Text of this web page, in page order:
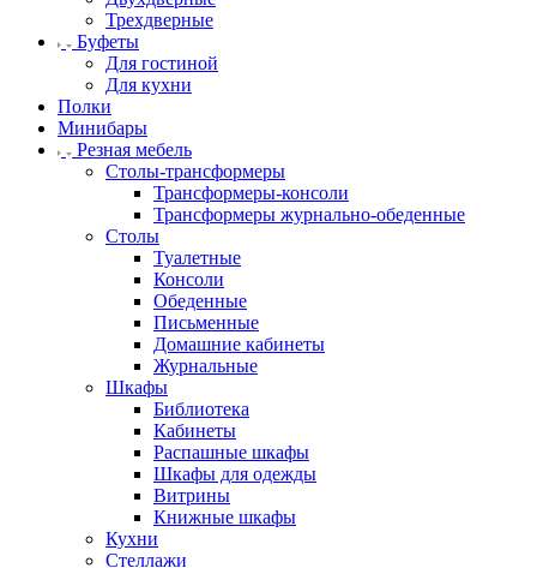
Трехдверные
Буфеты
Для гостиной
Для кухни
Полки
Минибары
Резная мебель
Столы-трансформеры
Трансформеры-консоли
Трансформеры журнально-обеденные
Столы
Туалетные
Консоли
Обеденные
Письменные
Домашние кабинеты
Журнальные
Шкафы
Библиотека
Кабинеты
Распашные шкафы
Шкафы для одежды
Витрины
Книжные шкафы
Кухни
Стеллажи